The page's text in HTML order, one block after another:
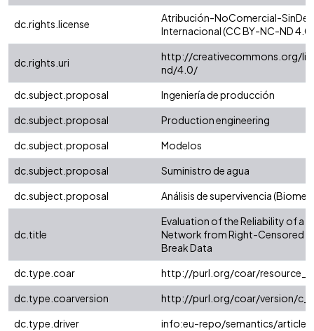
dc.rights.license
Atribución-NoComercial-
Internacional (CC BY-NC-ND 4.0)
dc.rights.uri
http://creativecommons.org/
nd/4.0/
dc.subject.proposal
Ingeniería de producción
dc.subject.proposal
Production engineering
dc.subject.proposal
Modelos
dc.subject.proposal
Suministro de agua
dc.subject.proposal
Análisis de supervivencia
dc.title
Evaluation of the Reliability of a
Network from Right-Censored
Break Data
dc.type.coar
http://purl.org/coar/
dc.type.coarversion
http://purl.org/coar/version/
dc.type.driver
info:eu-repo/semantics/article